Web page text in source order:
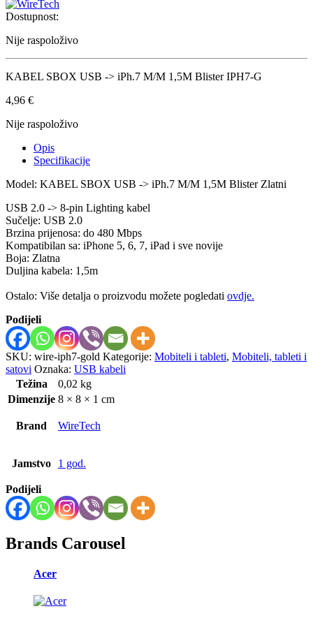
Dostupnost:
Nije raspoloživo
KABEL SBOX USB -> iPh.7 M/M 1,5M Blister IPH7-G
4,96 €
Nije raspoloživo
Opis
Specifikacije
Model: KABEL SBOX USB -> iPh.7 M/M 1,5M Blister Zlatni
USB 2.0 -> 8-pin Lighting kabel
Sučelje: USB 2.0
Brzina prijenosa: do 480 Mbps
Kompatibilan sa: iPhone 5, 6, 7, iPad i sve novije
Boja: Zlatna
Duljina kabela: 1,5m
Ostalo: Više detalja o proizvodu možete pogledati ovdje.
Podijeli
SKU: wire-iph7-gold Kategorije: Mobiteli i tableti, Mobiteli, tableti i
satovi Oznaka: USB kabeli
Težina
0,02 kg
Dimenzije 8 × 8 × 1 cm
Brand WireTech
Jamstvo 1 god.
Podijeli
Brands Carousel
Acer